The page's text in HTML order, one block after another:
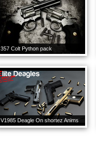
357 Colt Python pack
V1985 Deagle On shortez Anims